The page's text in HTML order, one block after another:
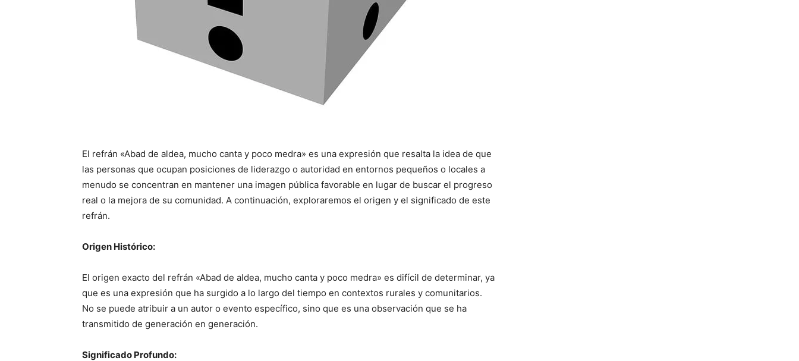
El refrán «Abad de aldea, mucho canta y poco medra» es una expresión que resalta la idea de que
las personas que ocupan posiciones de liderazgo o autoridad en entornos pequeños o locales a
menudo se concentran en mantener una imagen pública favorable en lugar de buscar el progreso
real o la mejora de su comunidad. A continuación, exploraremos el origen y el significado de este
refrán.
Origen Histórico:
El origen exacto del refrán «Abad de aldea, mucho canta y poco medra» es difícil de determinar, ya
que es una expresión que ha surgido a lo largo del tiempo en contextos rurales y comunitarios.
No se puede atribuir a un autor o evento específico, sino que es una observación que se ha
transmitido de generación en generación.
Significado Profundo: